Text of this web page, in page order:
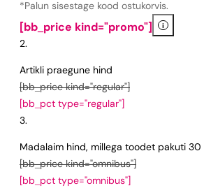
*Palun sisestage kood ostukorvis.
[bb_price kind="promo"] i
Artikli praegune hind
[bb_price kind="regular"]
[bb_pct type="regular"]
Madalaim hind, millega toodet pakuti
[bb_price kind="omnibus"]
[bb_pct type="omnibus"]